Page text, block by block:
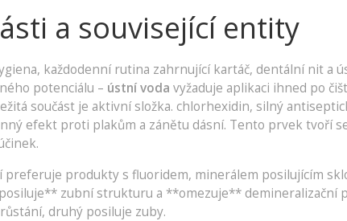
a související entity
, každodenní rutina zahrnující kartáč, dentální nit a
potenciálu – ústní voda vyžaduje aplikaci ihned po
součást je aktivní složka. chlorhexidin, silný
efekt proti plakům a zánětu dásní. Tento prvek tvoří
preferuje produkty s fluoridem, minerálem posilujícím
zubní strukturu a **omezuje** demineralizační
druhý posiluje zuby.